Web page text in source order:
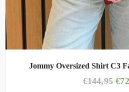
Jommy Oversized Shirt C3
€144,95 €